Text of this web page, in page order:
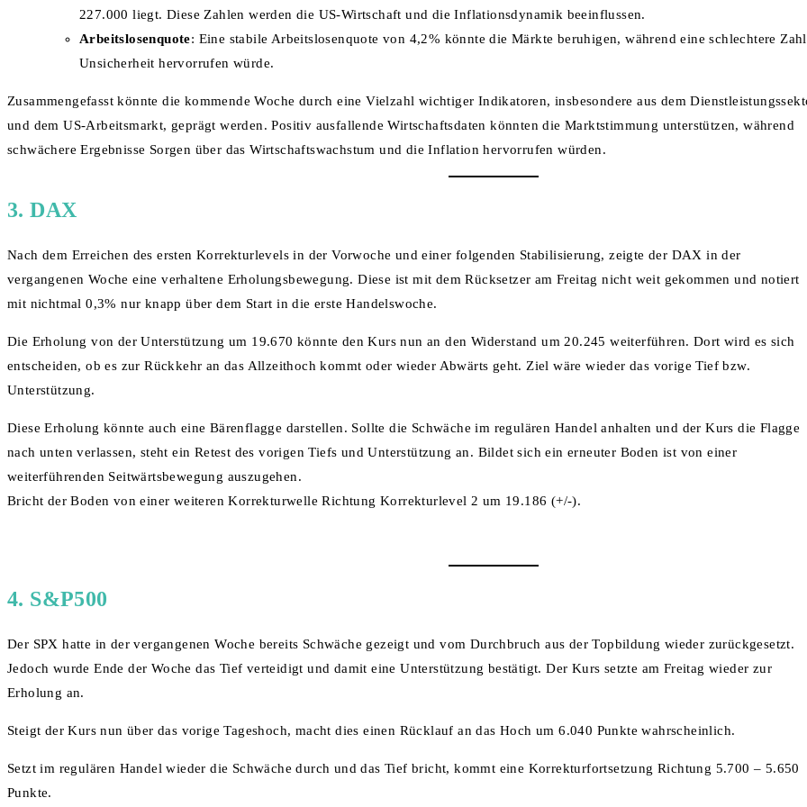
227.000 liegt. Diese Zahlen werden die US-Wirtschaft und die Inflationsdynamik beeinflussen.
Arbeitslosenquote: Eine stabile Arbeitslosenquote von 4,2% könnte die Märkte beruhigen, während eine schlechtere Zahl
Unsicherheit hervorrufen würde.
Zusammengefasst könnte die kommende Woche durch eine Vielzahl wichtiger Indikatoren, insbesondere aus dem
und dem US-Arbeitsmarkt, geprägt werden. Positiv ausfallende Wirtschaftsdaten könnten die Marktstimmung unterstützen, während
schwächere Ergebnisse Sorgen über das Wirtschaftswachstum und die Inflation hervorrufen würden.
3. DAX
Nach dem Erreichen des ersten Korrekturlevels in der Vorwoche und einer folgenden Stabilisierung, zeigte der DAX in der
vergangenen Woche eine verhaltene Erholungsbewegung. Diese ist mit dem Rücksetzer am Freitag nicht weit gekommen und notiert
mit nichtmal 0,3% nur knapp über dem Start in die erste Handelswoche.
Die Erholung von der Unterstützung um 19.670 könnte den Kurs nun an den Widerstand um 20.245 weiterführen. Dort wird es sich
entscheiden, ob es zur Rückkehr an das Allzeithoch kommt oder wieder Abwärts geht. Ziel wäre wieder das vorige Tief bzw.
Unterstützung.
Diese Erholung könnte auch eine Bärenflagge darstellen. Sollte die Schwäche im regulären Handel anhalten und der Kurs die Flagge
nach unten verlassen, steht ein Retest des vorigen Tiefs und Unterstützung an. Bildet sich ein erneuter Boden ist von einer
weiterführenden Seitwärtsbewegung auszugehen.
Bricht der Boden von einer weiteren Korrekturwelle Richtung Korrekturlevel 2 um 19.186 (+/-).
4. S&P500
Der SPX hatte in der vergangenen Woche bereits Schwäche gezeigt und vom Durchbruch aus der Topbildung wieder zurückgesetzt.
Jedoch wurde Ende der Woche das Tief verteidigt und damit eine Unterstützung bestätigt. Der Kurs setzte am Freitag wieder zur
Erholung an.
Steigt der Kurs nun über das vorige Tageshoch, macht dies einen Rücklauf an das Hoch um 6.040 Punkte wahrscheinlich.
Setzt im regulären Handel wieder die Schwäche durch und das Tief bricht, kommt eine Korrekturfortsetzung Richtung 5.700 – 5.650
Punkte.